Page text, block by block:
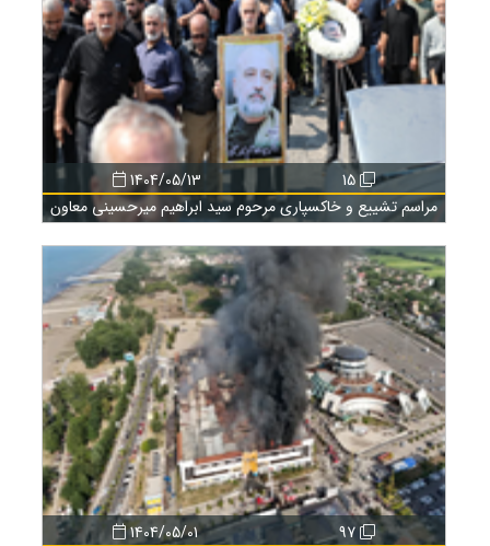
15
1404/05/13
مراسم تشییع و خاکسپاری مرحوم سید ابراهیم میرحسینی معاون
فقید عمرانی و زیربنایی سازمان منطقه آزاد انزلی
97
1404/05/01